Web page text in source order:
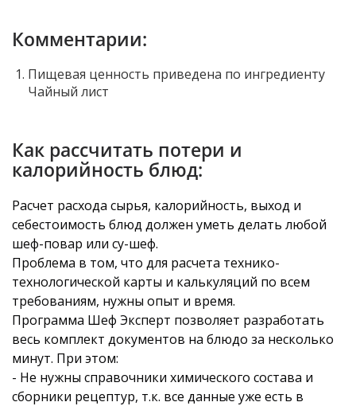
Комментарии:
Пищевая ценность приведена по ингредиенту
Чайный лист
Как рассчитать потери и
калорийность блюд:
Расчет расхода сырья, калорийность, выход и
себестоимость блюд должен уметь делать любой
шеф-повар или су-шеф.
Проблема в том, что для расчета технико-
технологической карты и калькуляций по всем
требованиям, нужны опыт и время.
Программа Шеф Эксперт позволяет разработать
весь комплект документов на блюдо за несколько
минут. При этом:
- Не нужны справочники химического состава и
сборники рецептур, т.к. все данные уже есть в